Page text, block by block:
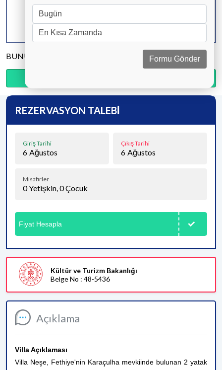
KAPASİTE
4 KİŞİ
BANYO & WC
2 ADET
YATAK ODASI
BUNU PAYLAŞ
Açıklama
Villa Açıklaması
Villa Neşe, Fethiye'nin Karaçulha mevkiinde bulunan 2 yatak
REZERVASYON TALEBİ
Giriş Tarihi
6 Ağustos
Çıkış Tarihi
6 Ağustos
Misafirler
0Yetişkin,0Çocuk
Fiyat Hesapla
Kültür ve Turizm Bakanlığı
Belge No : 48-5436
Formu Gönder